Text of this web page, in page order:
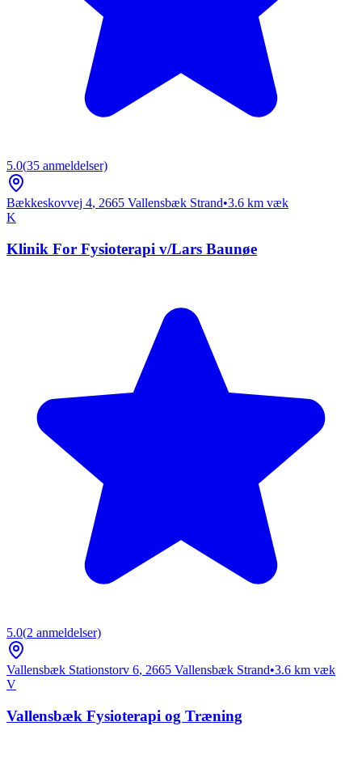
5.0(35 anmeldelser)
Bækkeskovvej 4, 2665 Vallensbæk Strand•3.6 km væk
K
Klinik For Fysioterapi v/Lars Baunøe
5.0(2 anmeldelser)
Vallensbæk Stationstorv 6, 2665 Vallensbæk Strand•3.6 km væk
V
Vallensbæk Fysioterapi og Træning